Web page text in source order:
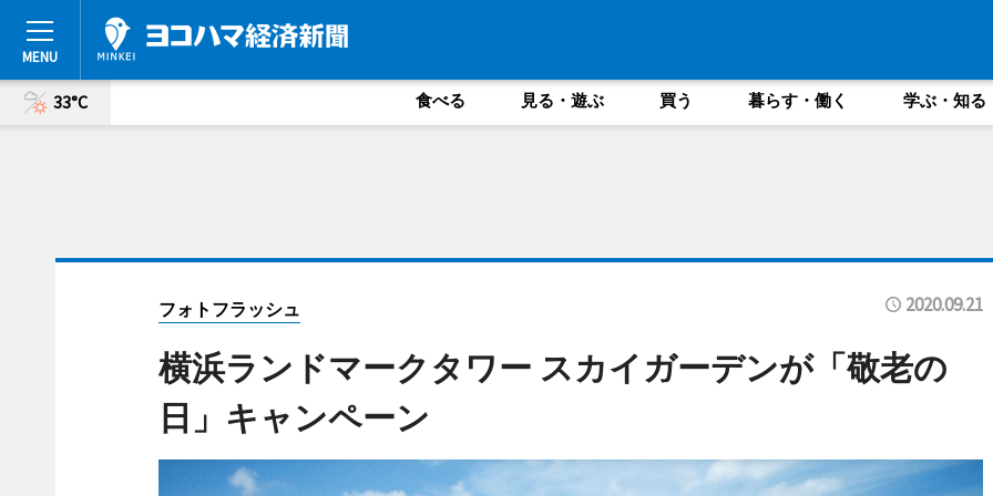
33°C 食べる 見る・遊ぶ 買う 暮らす・働く 学ぶ・知る
フォトフラッシュ 2020.09.21
横浜ランドマークタワー スカイガーデンが「敬老の
日」キャンペーン